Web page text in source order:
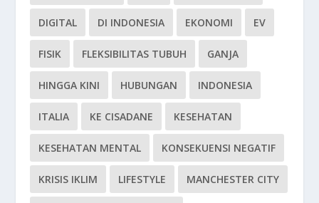
DIGITAL DI INDONESIA EKONOMI EV
FISIK FLEKSIBILITAS TUBUH GANJA
HINGGA KINI HUBUNGAN INDONESIA
ITALIA KE CISADANE KESEHATAN
KESEHATAN MENTAL KONSEKUENSI NEGATIF
KRISIS IKLIM LIFESTYLE MANCHESTER CITY